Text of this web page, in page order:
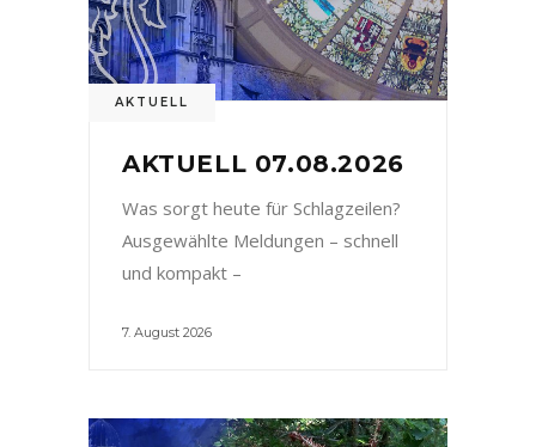
AKTUELL
AKTUELL 07.08.2026
Was sorgt heute für Schlagzeilen?
Ausgewählte Meldungen – schnell
und kompakt –
7. August 2026